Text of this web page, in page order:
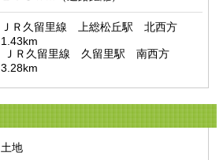
ＪＲ久留里線　上総松丘駅　北西方
1.43km
3.28km
土地